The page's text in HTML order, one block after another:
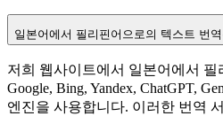
일본어에서 필리핀어으로의 텍스트 번
저희 웹사이트에서 일본어에서
Google, Bing, Yandex, ChatGPT,
엔진을 사용합니다. 이러한 번역